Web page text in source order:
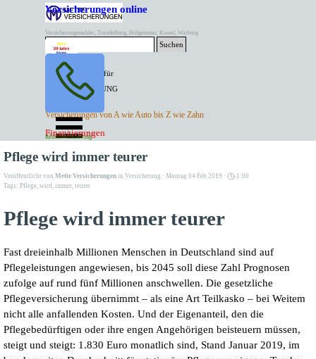
Direkt zum Seiteninhalt
Versicherungen online
Versicherungsmakler, Trendelburg, Hofgeismar, Kassel, Warburg
BESTER PREIS für
SPITZEN LEISTUNG
ANGEBOTE
Versicherungen von A wie Auto bis Z wie Zahn
Kontakt Tel. 05671/7799991
Mette Versicherungen
Suchen
Versicherungen
Finanzierungen
Rentenversicherung
Menü überspringen
Pflege wird immer teurer
Veröffentlicht von Mette Versicherungen in Versicherung · Montag 04 Feb 2019 ·
1:00
Tags: Pflege, wird , immer, teurer
Pflege wird immer teurer
Fast dreieinhalb Millionen Menschen in Deutschland sind auf
Pflegeleistungen angewiesen, bis 2045 soll diese Zahl Prognosen
zufolge auf rund fünf Millionen anschwellen. Die gesetzliche
Pflegeversicherung übernimmt – als eine Art Teilkasko – bei Weitem
nicht alle anfallenden Kosten. Und der Eigenanteil, den die
Pflegebedürftigen oder ihre engen Angehörigen beisteuern müssen,
steigt und steigt: 1.830 Euro monatlich sind, Stand Januar 2019, im